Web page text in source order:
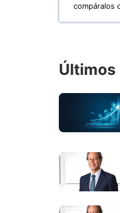
compáralos
Últimos